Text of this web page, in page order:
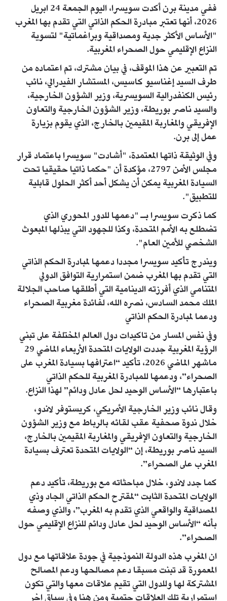
ففي مدينة برن أكدت سويسرا، اليوم الجمعة 24 ابريل
2026، أنها تعتبر مبادرة الحكم الذاتي التي تقدم بها المغرب
"الأساس الأكثر جدية ومصداقية وبراغماتية" لتسوية
النزاع الإقليمي حول الصحراء المغربية.
تم التعبير عن هذا الموقف، في بيان مشترك، تم اعتماده من
طرف السيد إغناسيو كاسيس، المستشار الفيدرالي، نائب
رئيس الكنفدرالية السويسرية، وزير الشؤون الخارجية،
والسيد ناصر بوريطة، وزير الشؤون الخارجية والتعاون
الإفريقي والمغاربة المقيمين بالخارج، الذي يقوم بزيارة
عمل إلى برن.
وفي الوثيقة ذاتها المعتمدة، "أشادت" سويسرا باعتماد قرار
مجلس الأمن 2797، مؤكدة أن "حكما ذاتيا حقيقيا تحت
السيادة المغربية يمكن أن يشكل أحد أكثر الحلول قابلية
للتطبيق".
كما ذكرت سويسرا بـ "دعمها للدور المحوري الذي
تضطلع به الأمم المتحدة، وكذا للجهود التي يبذلها المبعوث
الشخصي للأمين العام".
ويندرج تأكيد سويسرا مجددا دعمها لمبادرة الحكم الذاتي
التي تقدم بها المغرب ضمن استمرارية التوافق الدولي
المتنامي الذي أفرزته الدينامية التي أطلقها صاحب الجلالة
الملك محمد السادس، نصره الله، لفائدة مغربية الصحراء
ودعما لمبادرة الحكم الذاتي
وفي نفس المسار من تاكيدات دول العالم المختلفة على تبني
الرؤية المغربية جددت الولايات المتحدة الأربعاء الماضي 29
ماشهر الماضي 2026، تأكيد “اعترافها بسيادة المغرب على
الصحراء”، ودعمها للمبادرة المغربية للحكم الذاتي
باعتبارها “الأساس الوحيد لحل عادل ودائم” لهذا النزاع.
وقال نائب وزير الخارجية الأمريكي، كريستوفر لاندو،
خلال ندوة صحفية عقب لقائه بالرباط مع وزير الشؤون
الخارجية والتعاون الإفريقي والمغاربة المقيمين بالخارج،
السيد ناصر بوريطة، إن “الولايات المتحدة تعترف بسيادة
المغرب على الصحراء”.
كما جدد لاندو، خلال مباحثاته مع بوريطة، تأكيد دعم
الولايات المتحدة الثابت “لمقترح الحكم الذاتي الجاد وذي
المصداقية والواقعي الذي تقدم به المغرب”، والذي وصفه
بأنه “الأساس الوحيد لحل عادل ودائم للنزاع الإقليمي حول
الصحراء”.
ان المغرب هذه الدولة النموذجية في جودة علاقاتها مع دول
المعمورة قد تبنت مسبقا دعم مصالحها ودعم المصالح
المشتركة لها وللدول التي تقيم علاقات معها والتي تكون